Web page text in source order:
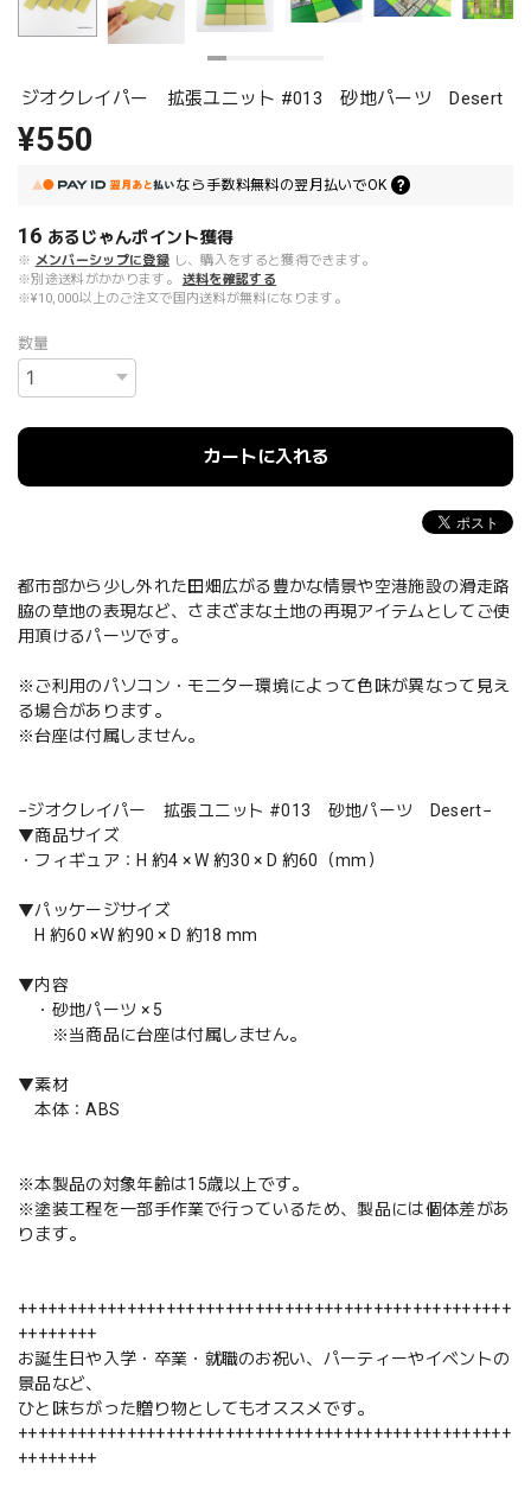
ジオクレイパー 拡張ユニット #013 砂地パーツ Desert
¥550
なら 手数料無料の翌月払いでOK
16 あるじゃんポイント獲得
※ メンバーシップに登録 し、購入をすると獲得できます。
※別途送料がかかります。
送料を確認する
※¥10,000以上のご注文で国内送料が無料になります。
数量
カートに入れる
都市部から少し外れた田畑広がる豊かな情景や空港施設の滑走路
脇の草地の表現など、さまざまな土地の再現アイテムとしてご使
用頂けるパーツです。
※ご利用のパソコン・モニター環境によって色味が異なって見え
る場合があります。
※台座は付属しません。
−ジオクレイパー 拡張ユニット #013 砂地パーツ Desert−
▼商品サイズ
・フィギュア：H 約4 × W 約30 × D 約60（mm）
▼パッケージサイズ
H 約60 ×W 約90 × D 約18 mm
▼内容
・砂地パーツ × 5
※当商品に台座は付属しません。
▼素材
本体：ABS
※本製品の対象年齢は15歳以上です。
※塗装工程を一部手作業で行っているため、製品には個体差があ
ります。
++++++++++++++++++++++++++++++++++++++++++++++++++
++++++++
お誕生日や入学・卒業・就職のお祝い、パーティーやイベントの
景品など、
ひと味ちがった贈り物としてもオススメです。
++++++++++++++++++++++++++++++++++++++++++++++++++
++++++++